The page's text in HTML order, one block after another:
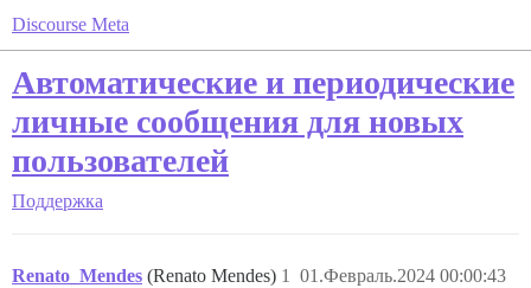
Discourse Meta
Автоматические и периодические
личные сообщения для новых
пользователей
Поддержка
Renato_Mendes (Renato Mendes) 01.Февраль.2024 00:00:43
1